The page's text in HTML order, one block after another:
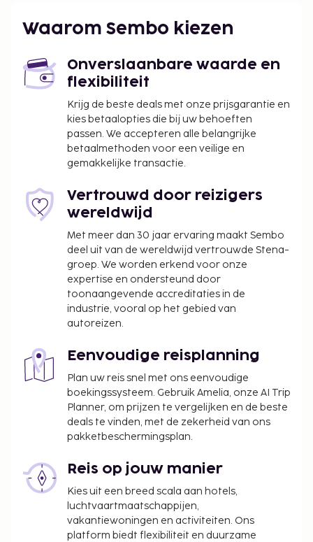
De volgende kosten dienen bij de accommodatie te
toepasselijke belastingen zijn:
Borgsom: INR 2500 per accommodatie, per
We hebben alle kosten vermeld die de
accommodatie aan ons heeft doorgegeven.
Waarom Sembo kiezen
Onverslaanbare waarde en
flexibiliteit
Krijg de beste deals met onze prijsgarantie en
kies betaalopties die bij uw behoeften
passen. We accepteren alle belangrijke
betaalmethoden voor een veilige en
gemakkelijke transactie.
Vertrouwd door reizigers
wereldwijd
Met meer dan 30 jaar ervaring maakt Sembo
deel uit van de wereldwijd vertrouwde Stena-
groep. We worden erkend voor onze
expertise en ondersteund door
toonaangevende accreditaties in de
industrie, vooral op het gebied van
autoreizen.
Eenvoudige reisplanning
Plan uw reis snel met ons eenvoudige
boekingssysteem. Gebruik Amelia, onze AI Trip
Planner, om prijzen te vergelijken en de beste
deals te vinden, met de zekerheid van ons
pakketbeschermingsplan.
Reis op jouw manier
Kies uit een breed scala aan hotels,
luchtvaartmaatschappijen,
vakantiewoningen en activiteiten. Ons
platform biedt flexibiliteit en duurzame